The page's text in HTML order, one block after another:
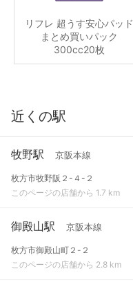
リフレ 超うす安心パッド
まとめ買いパック
300cc20枚
近くの駅
牧野駅 京阪本線
枚方市牧野阪２-４-２
このページの店舗から 1.7 km
御殿山駅 京阪本線
枚方市御殿山町２-２
このページの店舗から 2.8 km